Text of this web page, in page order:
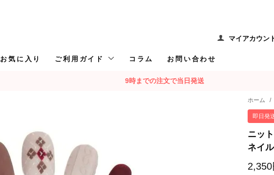
マイアカウン
お気に入り ご利用ガイド コラム お問い合わせ
9時までの注文で当日発送
ホーム /
即日発
ニッ
ネイル